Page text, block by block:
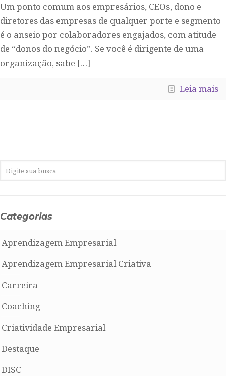
Um ponto comum aos empresários, CEOs, dono e
diretores das empresas de qualquer porte e segmento
é o anseio por colaboradores engajados, com atitude
de “donos do negócio”. Se você é dirigente de uma
organização, sabe […]
Leia mais
Categorias
Aprendizagem Empresarial
Aprendizagem Empresarial Criativa
Carreira
Coaching
Criatividade Empresarial
Destaque
DISC